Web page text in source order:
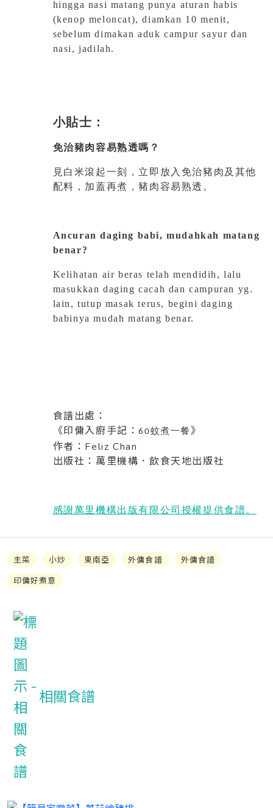
hingga nasi matang punya aturan habis
(kenop meloncat), diamkan 10 menit,
sebelum dimakan aduk campur sayur dan
nasi, jadilah.
小貼士：
免治豬肉容易熟透嗎？
見白米滾起一刻，立即放入免治豬肉及其他
配料，加蓋再煮，豬肉容易熟透。
Ancuran daging babi, mudahkah matang
benar?
Kelihatan air beras telah mendidih, lalu
masukkan daging cacah dan campuran yg.
lain, tutup masak terus, begini daging
babinya mudah matang benar.
食譜出處：
《印傭入廚手記：60蚊煮一餐》
作者：Feliz Chan
出版社：萬里機構．飲食天地出版社
感謝萬里機構出版有限公司授權提供食譜。
主菜 小炒 東南亞 外傭食譜
外傭食譜
印傭好煮意
相關食譜